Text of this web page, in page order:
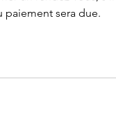
paiement sera due.